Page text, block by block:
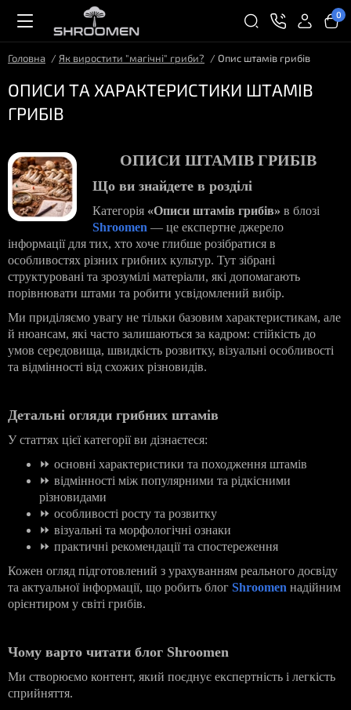
0
Головна Як виростити "магічні" гриби? Опис штамів грибів
ОПИСИ ТА ХАРАКТЕРИСТИКИ ШТАМІВ
ГРИБІВ
ОПИСИ ШТАМІВ ГРИБІВ
Що ви знайдете в розділі
Категорія «Описи штамів грибів» в блозі
Shroomen — це експертне джерело
інформації для тих, хто хоче глибше розібратися в
особливостях різних грибних культур. Тут зібрані
структуровані та зрозумілі матеріали, які допомагають
порівнювати штами та робити усвідомлений вибір.
Ми приділяємо увагу не тільки базовим характеристикам, але
й нюансам, які часто залишаються за кадром: стійкість до
умов середовища, швидкість розвитку, візуальні особливості
та відмінності від схожих різновидів.
Детальні огляди грибних штамів
У статтях цієї категорії ви дізнаєтеся:
⏩ основні характеристики та походження штамів
⏩ відмінності між популярними та рідкісними
різновидами
⏩ особливості росту та розвитку
⏩ візуальні та морфологічні ознаки
⏩ практичні рекомендації та спостереження
Кожен огляд підготовлений з урахуванням реального досвіду
та актуальної інформації, що робить блог Shroomen надійним
орієнтиром у світі грибів.
Чому варто читати блог Shroomen
Ми створюємо контент, який поєднує експертність і легкість
сприйняття.